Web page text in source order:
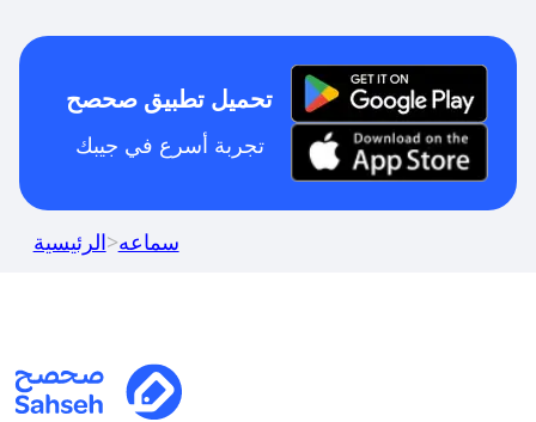
تحميل تطبيق صحصح
تجربة أسرع في جيبك
الرئيسية>سماعه